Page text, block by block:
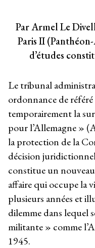
Par Armel Le
Paris II
d’études
Le tribunal
ordonnance de
temporairement la
pour l’Allemagne »
la protection de la
décision
constitue un
affaire qui occupe la
plusieurs années et
dilemme dans lequel
militante » comme
1945.